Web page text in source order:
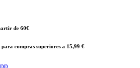
de 60€
compras superiores a 15,99 €